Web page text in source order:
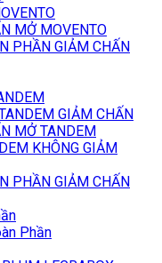
MỞ MOVENTO
PHẦN GIẢM CHẤN
GIẢM CHẤN
MỞ TANDEM
KHÔNG GIẢM
PHẦN GIẢM CHẤN
Phần